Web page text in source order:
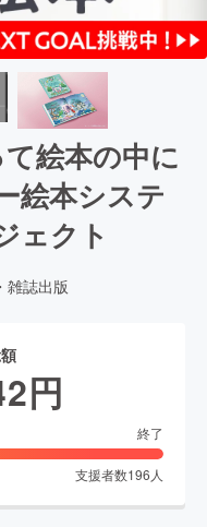
絵本の中に
絵本システ
ェクト
雑誌出版
円
終了
支援者数196 人